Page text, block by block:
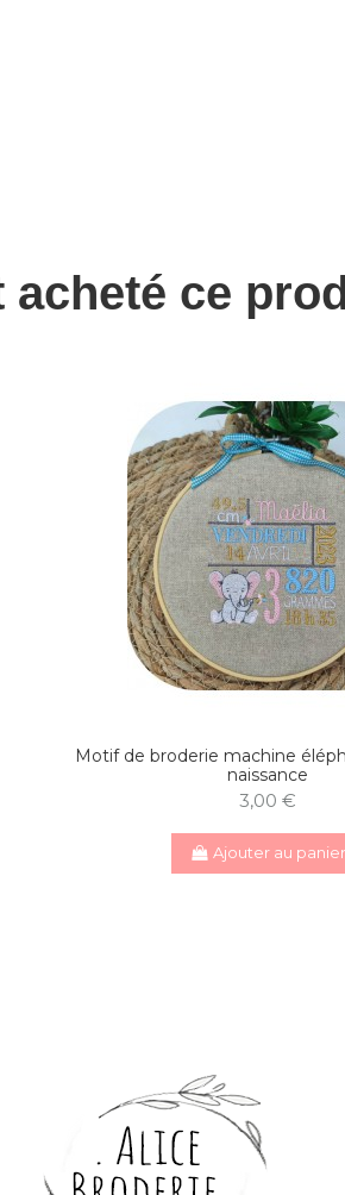
ce
Motif de broderie machine
naissance
3,00 €
Ajouter au panier